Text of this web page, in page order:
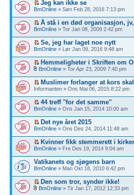
Jeg kan ikke se
BmOnline » Søn Feb 28, 2016 7:13 pm
Å stå i en død organisasjon,
BmOnline » Tor Jan 08, 2009 2:42 pm
Se, jeg har laget noe nytt
BmOnline » Lør Jan 09, 2016 9:48 am
Hemmeligheter i Skriften om
BmOnline » Tor Apr 23, 2009 7:40 pm
Muslimer forlanger at kors
Informanten » Ons Mai 06, 2015 8:22 pm
44 treff "for det samme"
BmOnline » Ons Jan 15, 2014 10:00 am
Det nye året 2015
BmOnline » Ons Des 24, 2014 11:48 am
Kvinner fikk stemmerett i
BmOnline » Fre Des 19, 2014 9:04 am
Vatikanets og sjøgens barn
BmOnline » Man Okt 18, 2010 6:42 pm
Den som tror, synder ikke!
BmOnline » Tir Jan 17, 2012 12:33 pm